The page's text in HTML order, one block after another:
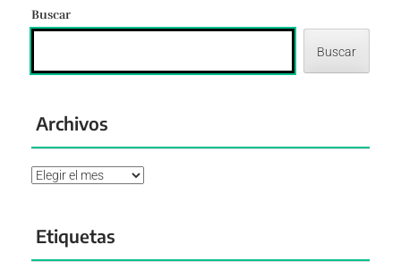
Buscar
Buscar
Archivos
Archivos
Etiquetas